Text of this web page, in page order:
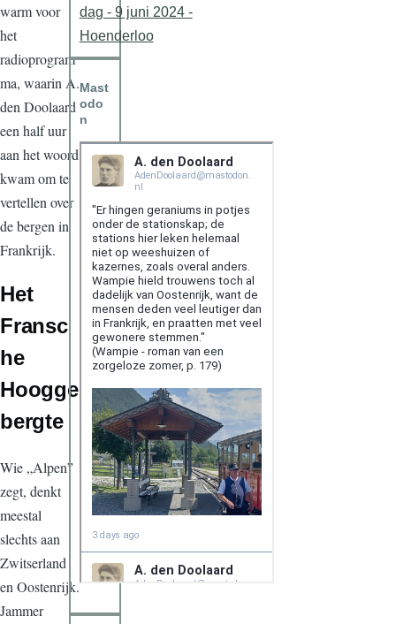
warm voor
het
radioprogram
ma, waarin A.
den Doolaard
een half uur
aan het woord
kwam om te
vertellen over
de bergen in
Frankrijk.
Het
Fransc
he
Hoogge
bergte
Wie „Alpen”
zegt, denkt
meestal
slechts aan
Zwitserland
en Oostenrijk.
Jammer
dag - 9 juni 2024 -
Hoenderloo
Mast
odo
n